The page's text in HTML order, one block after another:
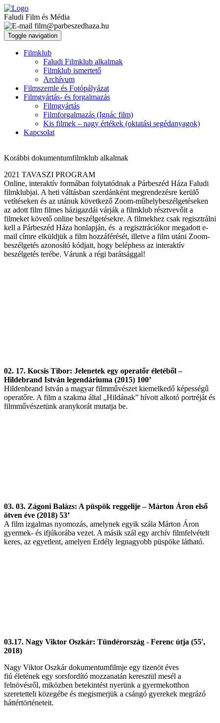
Faludi Film és Média
film@parbeszedhaza.hu
Toggle navigation
Filmklub
Faludi Filmklub alkalmak
Filmklub ismertető
Archívum
Filmszemle és Fotópályázat
Filmgyártás- és forgalmazás
Filmgyártás
Filmforgalmazás (Ignác film)
Kis filmek – nagy értékek (oktatási segédanyagok)
Kapcsolat
Korábbi dokumentumfilmklub alkalmak
2021 TAVASZI PROGRAM
Online, interaktív formában folytatódnak a Párbeszéd Háza Faludi
filmklubjai. A heti váltásban szerdánként megrendezésre kerülő
vetítéseken és az utánuk következő Zoom-műhelybeszélgetéseken
az adott film filmes házigazdái várják a filmklub résztvevőit a
filmeket követő online beszélgetésekre. A filmekhez csak regisztrálni
kell a Párbeszéd Háza honlapján, és a regisztrációkor megadott e-
mail címre elküldjük a film hozzáférését, illetve a film utáni Zoom-
beszélgetés azonosító kódjait, hogy beléphess az interaktív
beszélgetés terébe. Várunk a régi barátsággal!
02. 17. Kocsis Tibor: Jelenetek egy operatőr életéből –
Hildebrand István legendáriuma (2015) 100’
Hildenbrand István a magyar filmművészet kiemelkedő képességű
operatőre. A film a szakma által „Hildának” hívott alkotó portréját és
filmművészetünk aranykorát mutatja be.
03. 03. Zágoni Balázs: A püspök reggelije – Márton Áron első
ötven éve (2018) 53’
A film izgalmas nyomozás, amelynek egyik szála Márton Áron
gyermek- és ifjúkorába vezet. A másik szál egy archív filmfelvételt
keres, az egyetlent, amelyen Erdély legnagyobb püspöke látható.
03.17. Nagy Viktor Oszkár: Tündérország - Ferenc útja (55',
2018)
Nagy Viktor Oszkár dokumentumfilmje egy tizenöt éves
fiú életének egy sorsfordító mozzanatán keresztül mesél a
felnövésről, miközben betekintést nyerünk a gyermekotthon
szeretetteli közegébe és megismerjük a csángó gyerekek megrázó
háttértörténeteit.